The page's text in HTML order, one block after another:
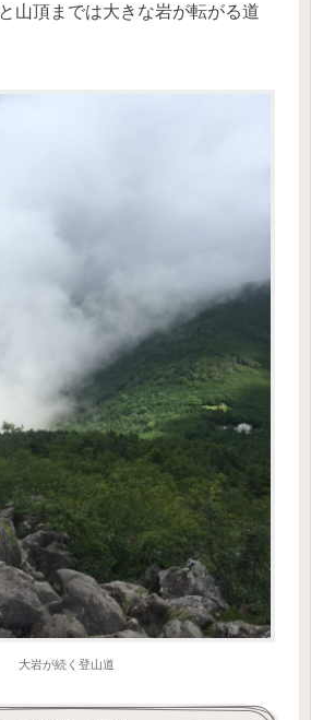
山頂までは大きな岩が転がる道
大岩が続く登山道